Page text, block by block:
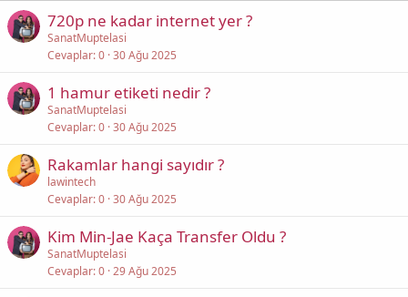
720p ne kadar internet yer ?
SanatMuptelasi
Cevaplar 0 30 Ağu 2025
1 hamur etiketi nedir ?
SanatMuptelasi
Cevaplar 0 30 Ağu 2025
Rakamlar hangi sayıdır ?
lawintech
Cevaplar 0 30 Ağu 2025
Kim Min-Jae Kaça Transfer Oldu ?
SanatMuptelasi
Cevaplar 0 29 Ağu 2025